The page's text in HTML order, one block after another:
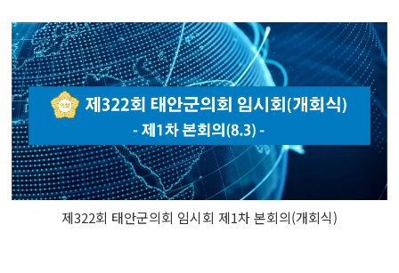
제322회 태안군의회 임시회 제1차 본회의(개회식)